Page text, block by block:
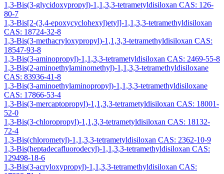
1,3-Bis(3-glycidoxypropyl)-1,1,3,3-tetrametyldisiloxan CAS: 126-
80-7
1,3-Bis[2-(3,4-epoxycyclohexyl)etyl]-1,1,3,3-tetramethyldisiloxan
CAS: 18724-32-8
1,3-Bis(3-methacryloxypropyl)-1,1,3,3-tetramethyldisiloxan CAS:
18547-93-8
1,3-Bis(3-aminopropyl)-1,1,3,3-tetrametyldisiloxan CAS: 2469-55-8
1,3-Bis(2-aminoethylaminomethyl)-1,1,3,3-tetramethyldisiloxane
CAS: 83936-41-8
1,3-Bis(3-aminoethylaminopropyl)-1,1,3,3-tetramethyldisiloxane
CAS: 17866-53-4
1,3-Bis(3-mercaptopropyl)-1,1,3,3-tetrametyldisiloxan CAS: 18001-
52-0
1,3-Bis(3-chloropropyl)-1,1,3,3-tetrametyldisiloxan CAS: 18132-
72-4
1,3-Bis(chlorometyl)-1,1,3,3-tetrametyldisiloxan CAS: 2362-10-9
1,3-Bis(heptadecafluorodecyl)-1,1,3,3-tetramethyldisiloxan CAS:
129498-18-6
1,3-Bis(3-acryloxypropyl)-1,1,3,3-tetramethyldisiloxan CAS: